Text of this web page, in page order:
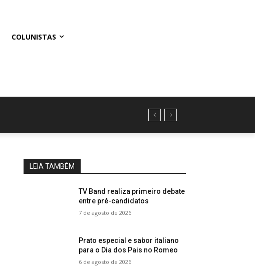
COLUNISTAS
LEIA TAMBÉM
TV Band realiza primeiro debate
entre pré-candidatos
7 de agosto de 2026
Prato especial e sabor italiano
para o Dia dos Pais no Romeo
6 de agosto de 2026